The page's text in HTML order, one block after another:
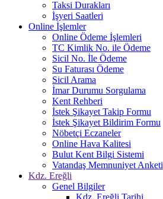
Taksi Durakları
İşyeri Saatleri
Online İşlemler
Online Ödeme İşlemleri
TC Kimlik No. ile Ödeme
Sicil No. İle Ödeme
Su Faturası Ödeme
Sicil Arama
İmar Durumu Sorgulama
Kent Rehberi
İstek Şikayet Takip Formu
İstek Şikayet Bildirim Formu
Nöbetçi Eczaneler
Online Hava Kalitesi
Bulut Kent Bilgi Sistemi
Vatandaş Memnuniyet Anketi
Kdz. Ereğli
Genel Bilgiler
Kdz. Ereğli Tarihi